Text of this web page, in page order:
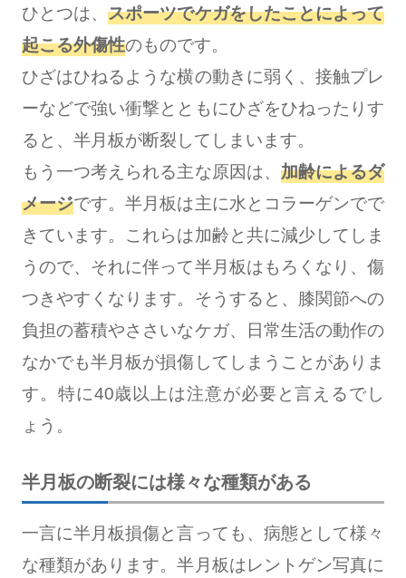
ひとつは、スポーツでケガをしたことによって
起こる外傷性のものです。
ひざはひねるような横の動きに弱く、接触プレ
ーなどで強い衝撃とともにひざをひねったりす
ると、半月板が断裂してしまいます。
もう一つ考えられる主な原因は、 加齢によるダ
メージです。半月板は主に水とコラーゲンでで
きています。これらは加齢と共に減少してしま
うので、それに伴って半月板はもろくなり、傷
つきやすくなります。そうすると、膝関節への
負担の蓄積やささいなケガ、日常生活の動作の
なかでも半月板が損傷してしまうことがありま
す。特に40歳以上は注意が必要と言えるでし
ょう。
半月板の断裂には様々な種類がある
一言に半月板損傷と言っても、病態として様々
な種類があります。半月板はレントゲン写真に